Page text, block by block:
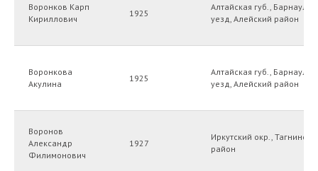
Воронков Карп
Кириллович
1925
Алтайская губ.,
уезд, Алейский район
Воронкова
Акулина
1925
Алтайская губ.,
уезд, Алейский район
Воронов
Александр
Филимонович
1927
Иркутский окр.,
район